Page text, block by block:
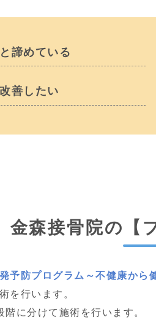
諦めている
善したい
金森接骨院の【
予防プログラム～不健康から
を行います。
に分けて施術を行います。